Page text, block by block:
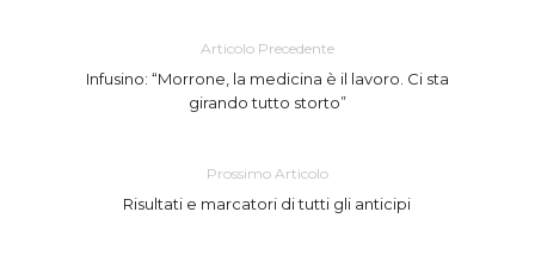
Articolo Precedente
Infusino: “Morrone, la medicina è il lavoro. Ci sta
girando tutto storto”
Prossimo Articolo
Risultati e marcatori di tutti gli anticipi